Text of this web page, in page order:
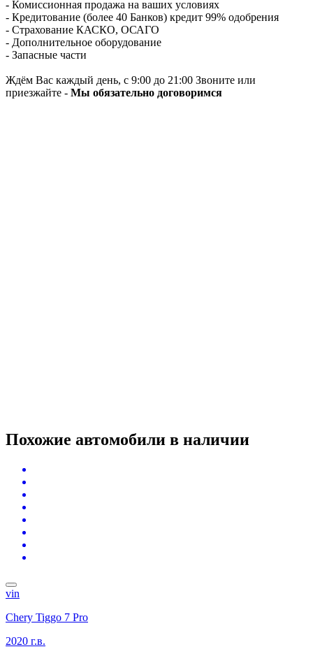
- Комиссионная продажа на ваших условиях
- Кредитование (более 40 Банков) кредит 99% одобрения
- Страхование КАСКО, ОСАГО
- Дополнительное оборудование
- Запасные части
Ждём Вас каждый день, с 9:00 до 21:00 Звоните или
приезжайте - Мы обязательно договоримся
Похожие автомобили в наличии
vin
Chery Tiggo 7 Pro
2020 г.в.